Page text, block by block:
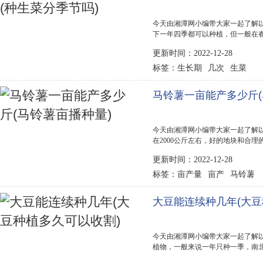
今天由湘潭网小编带大家一起了解
下一年四季都可以种植，但一般在
植的产量高，而且营养价值更加丰
更新时间：2022-12-28
标签： 生长期 几次 生菜
马铃薯一亩能产多少斤
今天由湘潭网小编带大家一起了解
在2000公斤左右，好的地块和合理
前景 马铃薯每亩地的投入成本在
更新时间：2022-12-28
标签： 亩产量 亩产 马铃薯
大豆能连续种几年(大
今天由湘潭网小编带大家一起了解
植物，一般来说一年只种一季，南